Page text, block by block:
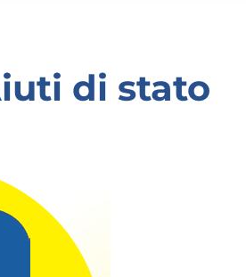
di stato